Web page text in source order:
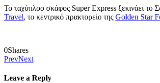
Το ταχύπλοο σκάφος Super Express ξεκινάει
Travel, το κεντρικό πρακτορείο της Golden Star
0Shares
PrevNext
Leave a Reply